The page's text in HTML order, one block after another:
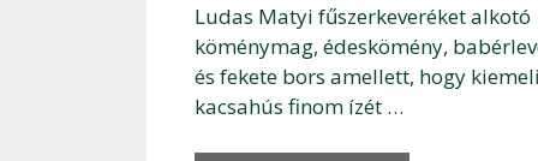
Ludas Matyi fűszerkeveréket alkotó
köménymag, édeskömény,
és fekete bors amellett, hogy
kacsahús finom ízét …